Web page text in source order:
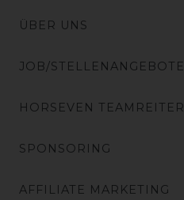
ÜBER UNS
JOB/STELLENANGEBOTE
HORSEVEN TEAMREITER
SPONSORING
AFFILIATE MARKETING